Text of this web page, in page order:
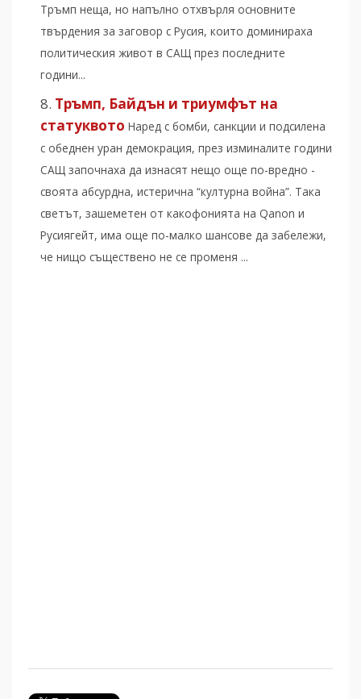
Тръмп неща, но напълно отхвърля основните
твърдения за заговор с Русия, които доминираха
политическия живот в САЩ през последните
години...
Тръмп, Байдън и триумфът на
статуквото Наред с бомби, санкции и подсилена
с обеднен уран демокрация, през изминалите години
САЩ започнаха да изнасят нещо още по-вредно -
своята абсурдна, истерична “културна война”. Така
светът, зашеметен от какофонията на Qanon и
Русиягейт, има още по-малко шансове да забележи,
че нищо съществено не се променя ...